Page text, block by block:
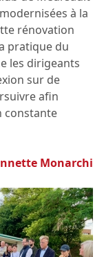
à la
rénovation
pratique du
les dirigeants
sur de
afin
constante
Monarchi